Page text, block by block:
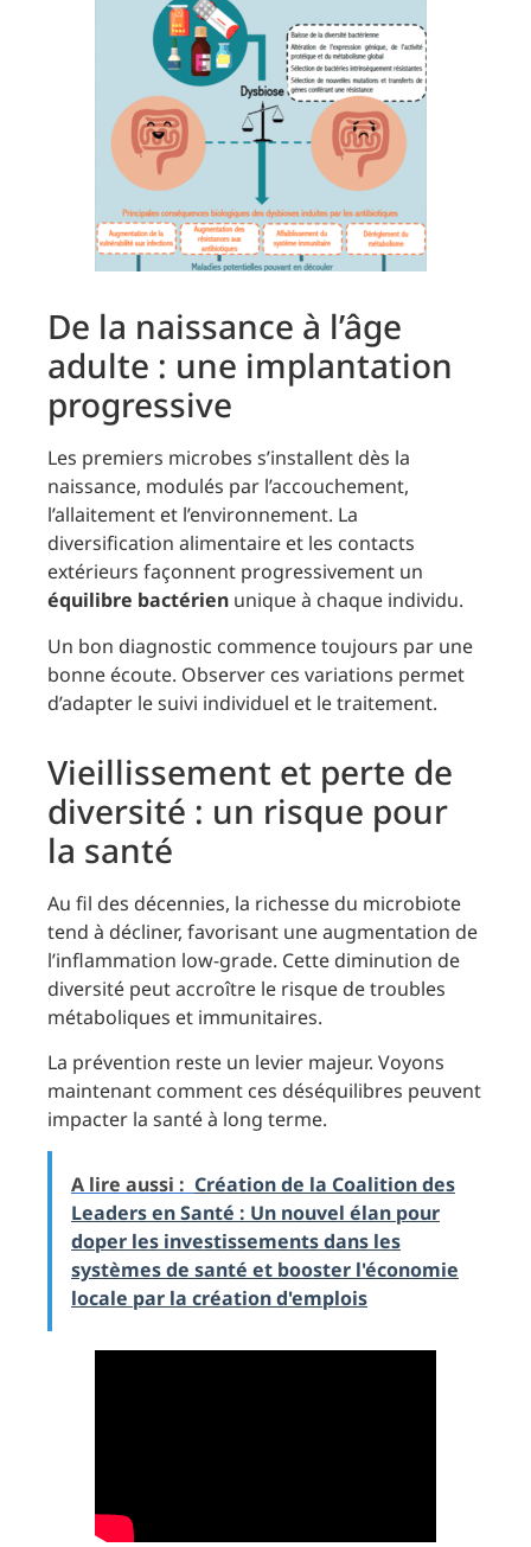
De la naissance à l’âge
adulte : une implantation
progressive
Les premiers microbes s’installent dès la
naissance, modulés par l’accouchement,
l’allaitement et l’environnement. La
diversification alimentaire et les contacts
extérieurs façonnent progressivement un
équilibre bactérien unique à chaque individu.
Un bon diagnostic commence toujours par une
bonne écoute. Observer ces variations permet
d’adapter le suivi individuel et le traitement.
Vieillissement et perte de
diversité : un risque pour
la santé
Au fil des décennies, la richesse du microbiote
tend à décliner, favorisant une augmentation de
l’inflammation low-grade. Cette diminution de
diversité peut accroître le risque de troubles
métaboliques et immunitaires.
La prévention reste un levier majeur. Voyons
maintenant comment ces déséquilibres peuvent
impacter la santé à long terme.
A lire aussi : Création de la Coalition des
Leaders en Santé : Un nouvel élan pour
doper les investissements dans les
systèmes de santé et booster l'économie
locale par la création d'emplois